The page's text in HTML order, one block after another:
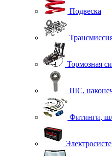
Подвеска
Тормозная
ШС,
Фитинги,